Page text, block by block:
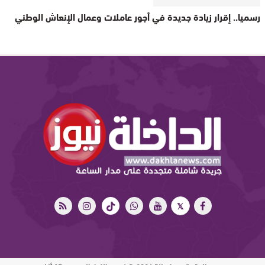
رسميا.. إقرار زيادة جديدة في أجور عاملات وعمال الإنعاش الوطني